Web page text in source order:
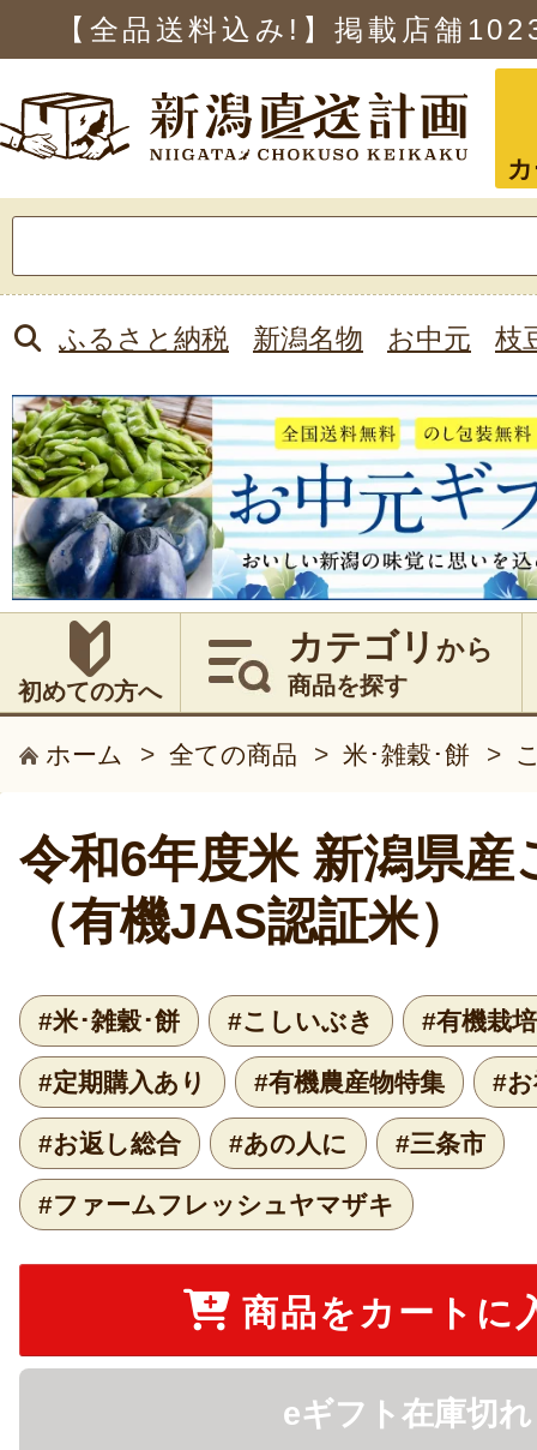
【全品送料込み!】掲載店舗
索:
ふるさと納税 新潟名物 お中元 枝
初めての方へ
カテゴリ から
商品を探す
ホーム > 全ての商品 > 米･雑穀･餅 >
令和6年度米 新潟県産
（有機JAS認証米）
#米･雑穀･餅 #こしいぶき #有機栽
#定期購入あり #有機農産物特集 #
#お返し総合 #あの人に #三条市
#ファームフレッシュヤマザキ
商品をカートに
eギフト在庫切れ